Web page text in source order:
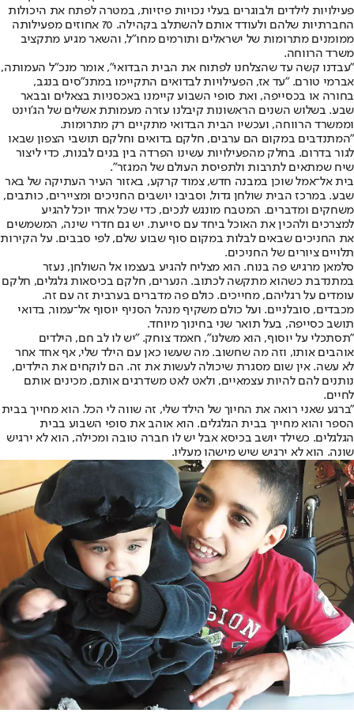
פעילויות לילדים ולבוגרים בעלי נכויות פיזיות, במטרה לפתח את היכולות
החברתיות שלהם ולעודד אותם להשתלב בקהילה. 70 אחוזים מפעילותה
ממומנים מתרומות של ישראלים ותורמים מחו"ל, והשאר מגיע מתקציב
משרד הרווחה.
"עבדנו קשה עד שהצלחנו לפתוח את הבית הבדואי", אומר מנכ"ל העמותה,
אברמי טורם. "עד אז, הפעילויות לבדואים התקיימו במתנ"סים בנגב,
בחורה או בכסייפה, ואת סופי השבוע קיימנו באכסניות בצאלים ובבאר
שבע. בשלוש השנים הראשונות קיבלנו עזרה מעמותת אשלים של הג'וינט
וממשרד הרווחה, ועכשיו הבית הבדואי מתקיים רק מתרומות.
"המתנדבים במקום הם ערבים, חלקם בדואים וחלקם תושבי הצפון שבאו
לגור בדרום. בחלק מהפעילויות עשינו הפרדה בין בנים לבנות, כדי ליצור
שיח שמתאים לתרבות ולתפיסת העולם של המגזר".
בית אל־אמל שוכן במבנה חדש, צמוד קרקע, באזור העיר העתיקה של באר
שבע. במרכז הבית שולחן גדול, וסביבו יושבים החניכים ומציירים, כותבים,
משחקים ומדברים. המטבח מונגש לנכים, כדי שכל אחד יוכל להגיע
למצרכים ולהכין את האוכל ביחד עם סייעת. יש גם חדרי שינה, המשמשים
את החניכים שבאים לבלות במקום סוף שבוע שלם, לפי סבבים. על הקירות
תלויים ציורים של החניכים.
סלמאן מרגיש פה בנוח. הוא מצליח להגיע בעצמו אל השולחן, נעזר
במתנדבת כשהוא מתקשה לכתוב. הנערים, חלקם בכיסאות גלגלים, חלקם
עומדים על רגליהם, מחייכים. כולם פה מדברים בערבית זה עם זה.
מכבדים, סובלניים. ועל כולם משקיף מנהל הסניף יוסוף אל־עמור, בדואי
תושב כסייפה, בעל תואר שני בחינוך מיוחד.
"תסתכלי על יוסוף, הוא משלנו", חאמד צוחק. "יש לו לב חם, הילדים
אוהבים אותו, וזה מה שחשוב. מה שעשו כאן עם הילד שלי, אף אחד אחר
לא עשה. אין שום מסגרת שיכולה לעשות את זה. הם לוקחים את הילדים,
נותנים להם להיות עצמאיים, ולאט לאט משדרגים אותם, מכינים אותם
לחיים.
"ברגע שאני רואה את החיוך של הילד שלי, זה שווה לי הכל. הוא מחייך בבית
הספר והוא מחייך בבית הגלגלים. הוא אוהב את סופי השבוע בבית
הגלגלים. כשילד יושב בכיסא אבל יש לו חברה טובה ומכילה, הוא לא ירגיש
שונה. הוא לא ירגיש שיש מישהו מעליו.